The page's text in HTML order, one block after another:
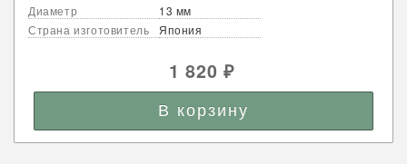
Диаметр
13 мм
Страна изготовитель
Япония
1 820 ₽